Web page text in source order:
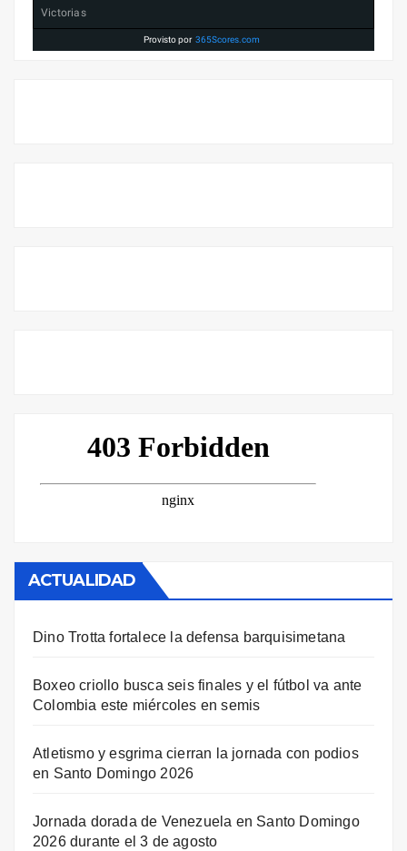
Victorias
Provisto por 365Scores.com
ACTUALIDAD
Dino Trotta fortalece la defensa barquisimetana
Boxeo criollo busca seis finales y el fútbol va ante
Colombia este miércoles en semis
Atletismo y esgrima cierran la jornada con podios
en Santo Domingo 2026
Jornada dorada de Venezuela en Santo Domingo
2026 durante el 3 de agosto